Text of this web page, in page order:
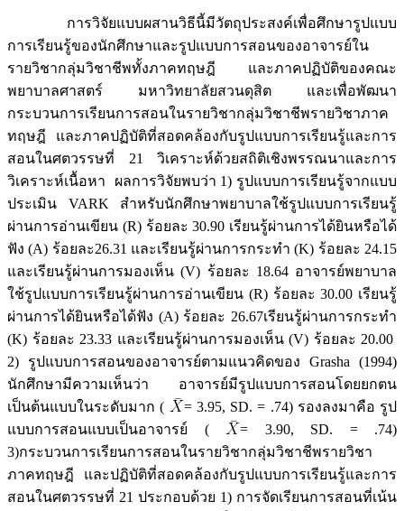
การวิจัยแบบผสานวิธีนี้มีวัตถุประสงค์เพื่อศึกษารูปแบบ
การเรียนรู้ของนักศึกษาและรูปแบบการสอนของอาจารย์ใน
รายวิชากลุ่มวิชาชีพทั้งภาคทฤษฎี และภาคปฏิบัติของคณะ
พยาบาลศาสตร์ มหาวิทยาลัยสวนดุสิต และเพื่อพัฒนา
กระบวนการเรียนการสอนในรายวิชากลุ่มวิชาชีพรายวิชาภาค
ทฤษฎี และภาคปฏิบัติที่สอดคล้องกับรูปแบบการเรียนรู้และการ
สอนในศตวรรษที่ 21 วิเคราะห์ด้วยสถิติเชิงพรรณนาและการ
วิเคราะห์เนื้อหา ผลการวิจัยพบว่า 1) รูปแบบการเรียนรู้จากแบบ
ประเมิน VARK สำหรับนักศึกษาพยาบาลใช้รูปแบบการเรียนรู้
ผ่านการอ่านเขียน (R) ร้อยละ 30.90 เรียนรู้ผ่านการได้ยินหรือได้
ฟัง (A) ร้อยละ26.31 และเรียนรู้ผ่านการกระทำ (K) ร้อยละ 24.15
และเรียนรู้ผ่านการมองเห็น (V) ร้อยละ 18.64 อาจารย์พยาบาล
ใช้รูปแบบการเรียนรู้ผ่านการอ่านเขียน (R) ร้อยละ 30.00 เรียนรู้
ผ่านการได้ยินหรือได้ฟัง (A) ร้อยละ 26.67เรียนรู้ผ่านการกระทำ
(K) ร้อยละ 23.33 และเรียนรู้ผ่านการมองเห็น (V) ร้อยละ 20.00
2) รูปแบบการสอนของอาจารย์ตามแนวคิดของ Grasha (1994)
นักศึกษามีความเห็นว่า อาจารย์มีรูปแบบการสอนโดยยกตน
เป็นต้นแบบในระดับมาก (
= 3.95, SD. = .74) รองลงมาคือ รูป
แบบการสอนแบบเป็นอาจารย์ (
= 3.90, SD. = .74)
3)กระบวนการเรียนการสอนในรายวิชากลุ่มวิชาชีพรายวิชา
ภาคทฤษฎี และปฏิบัติที่สอดคล้องกับรูปแบบการเรียนรู้และการ
สอนในศตวรรษที่ 21 ประกอบด้วย 1) การจัดเรียนการสอนที่เน้น